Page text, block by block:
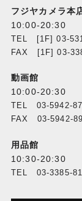
フジヤカメラ本
10:00-20:30
TEL [1F] 03-
FAX [1F] 03-
動画館
10:00-20:30
TEL 03-5942-
FAX 03-5942-
用品館
10:30-20:30
TEL 03-3385-